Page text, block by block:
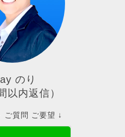
のり
以内返信）
ご質問 ご要望 ↓